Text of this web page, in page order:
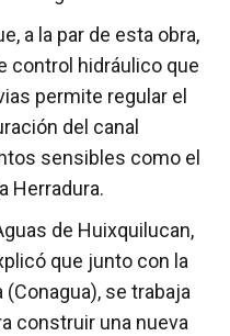
a la par de esta obra,
control hidráulico que
permite regular el
del canal
sensibles como el
Herradura.
de Huixquilucan,
que junto con la
se trabaja
construir una nueva